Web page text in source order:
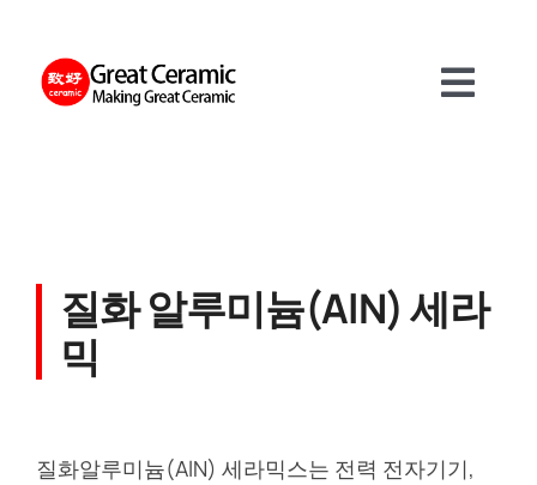
content
질화 알루미늄(AlN) 세라
믹
질화알루미늄(AlN) 세라믹스는 전력 전자기기,